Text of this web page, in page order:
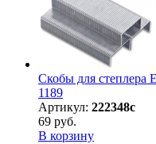
Скобы для
1189
Артикул: 222348с
69 руб.
В корзину